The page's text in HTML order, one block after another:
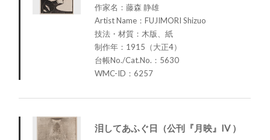
作家名：藤森 静雄
Artist Name：FUJIMORI Shizuo
技法・材質：木版、紙
制作年：1915（大正4）
台帳No./Cat.No.：5630
WMC-ID：6257
泪してあふぐ日（公刊『月映』IV ）